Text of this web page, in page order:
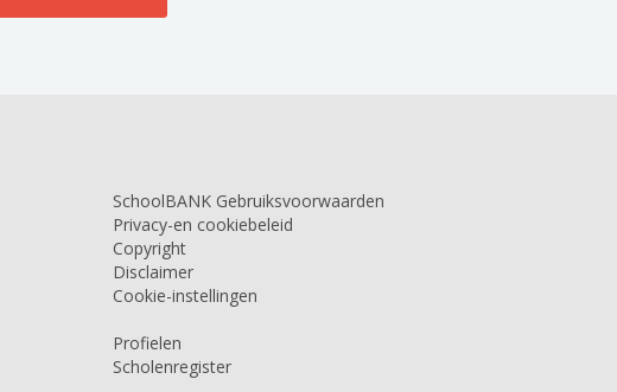
SchoolBANK Gebruiksvoorwaarden
Privacy-en cookiebeleid
Copyright
Disclaimer
Cookie-instellingen
Profielen
Scholenregister